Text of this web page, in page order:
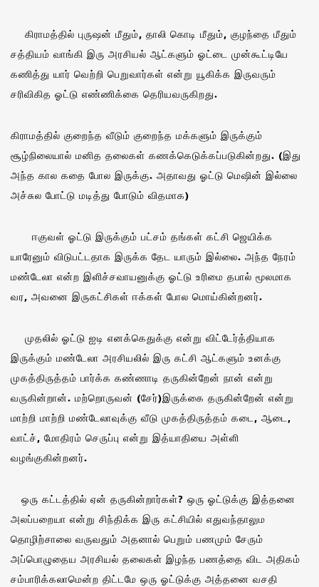
கிராமத்தில் புருஷன் மீதும், தாலி கொடி மீதும், குழந்தை மீதும்
சத்தியம் வாங்கி இரு அரசியல் ஆட்களும் ஓட்டை முன்கூட்டியே
கணித்து யார் வெற்றி பெறுவார்கள் என்று யூகிக்க இருவரும்
சரிவிகித ஓட்டு எண்ணிக்கை தெரியவருகிறது.
கிராமத்தில் குறைந்த வீடும் குறைந்த மக்களும் இருக்கும்
சூழ்நிலையால் மனித தலைகள் கணக்கெடுக்கப்படுகின்றது. (இது
அந்த கால கதை போல இருக்கு. அதாவது ஓட்டு மெஷின் இல்லை
அச்சுல போட்டு மடித்து போடும் விதமாக)
ஈகுவள் ஓட்டு இருக்கும் பட்சம் தங்கள் கட்சி ஜெயிக்க
யாரேனும் விடுபட்டதாக இருக்க தேட யாரும் இல்லை. அந்த நேரம்
மண்டேலா என்ற இளிச்சவாயனுக்கு ஓட்டு உரிமை தபால் மூலமாக
வர, அவனை இருகட்சிகள் ஈக்கள் போல மொய்கின்றனர்.
முதலில் ஓட்டு ஐடி எனக்கெதுக்கு என்று விட்டேர்த்தியாக
இருக்கும் மண்டேலா அரசியலில் இரு கட்சி ஆட்களும் உனக்கு
முகத்திருத்தம் பார்க்க கண்ணாடி தருகின்றேன் நான் என்று
வருகின்றான். மற்றொருவன் (சேர்)இருக்கை தருகின்றேன் என்று
மாற்றி மாற்றி மண்டேலாவுக்கு வீடு முகத்திருத்தம் கடை, ஆடை,
வாட்ச், மோதிரம் செருப்பு என்று இத்யாதியை அள்ளி
வழங்குகின்றனர்.
ஒரு கட்டத்தில் ஏன் தருகின்றார்கள்? ஒரு ஓட்டுக்கு இத்தனை
அலப்பறையா என்று சிந்திக்க இரு கட்சியில் எதுவந்தாலும
தொழிற்சாலை வருவதும் அதனால் பெறும் பணமும் சேரும்
அப்பொழுதைய அரசியல் தலைகள் இழந்த பணத்தை விட அதிகம்
சம்பாரிக்கலாமென்ற திட்டமே ஒரு ஓட்டுக்கு அத்தனை வசதி